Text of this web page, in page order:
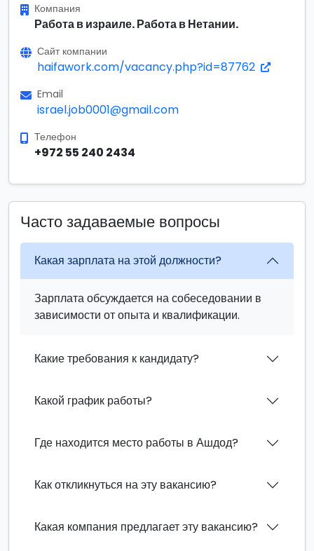
Компания
Работа в израиле. Работа в Нетании.
Сайт компании
haifawork.com/vacancy.php?id=87762
Email
israel.job0001@gmail.com
Телефон
+972 55 240 2434
Часто задаваемые вопросы
Какая зарплата на этой должности?
Зарплата обсуждается на собеседовании в
зависимости от опыта и квалификации.
Какие требования к кандидату?
Какой график работы?
Где находится место работы в Ашдод?
Как откликнуться на эту вакансию?
Какая компания предлагает эту вакансию?